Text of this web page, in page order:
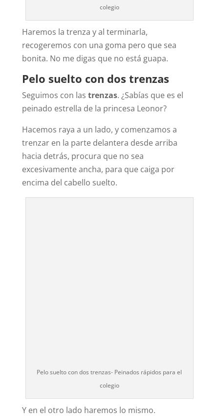
colegio
Haremos la trenza y al terminarla,
recogeremos con una goma pero que sea
bonita. No me digas que no está guapa.
Pelo suelto con dos trenzas
Seguimos con las trenzas. ¿Sabías que es el
peinado estrella de la princesa Leonor?
Hacemos raya a un lado, y comenzamos a
trenzar en la parte delantera desde arriba
hacia detrás, procura que no sea
excesivamente ancha, para que caiga por
encima del cabello suelto.
Pelo suelto con dos trenzas- Peinados rápidos para el
colegio
Y en el otro lado haremos lo mismo.